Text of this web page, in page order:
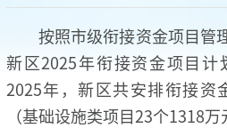
按照市级衔接资金项目管
新区2025年衔接资金项目计
2025年，新区共安排衔接资
（基础设施类项目23个1318